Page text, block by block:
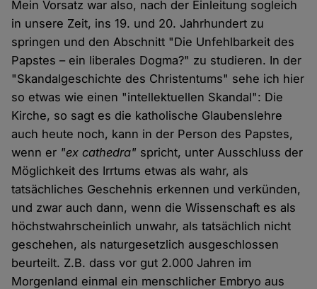
Mein Vorsatz war also, nach der Einleitung sogleich
in unsere Zeit, ins 19. und 20. Jahrhundert zu
springen und den Abschnitt "Die Unfehlbarkeit des
Papstes – ein liberales Dogma?" zu studieren. In der
"Skandalgeschichte des Christentums" sehe ich hier
so etwas wie einen "intellektuellen Skandal": Die
Kirche, so sagt es die katholische Glaubenslehre
auch heute noch, kann in der Person des Papstes,
wenn er "ex cathedra" spricht, unter Ausschluss der
Möglichkeit des Irrtums etwas als wahr, als
tatsächliches Geschehnis erkennen und verkünden,
und zwar auch dann, wenn die Wissenschaft es als
höchstwahrscheinlich unwahr, als tatsächlich nicht
geschehen, als naturgesetzlich ausgeschlossen
beurteilt. Z.B. dass vor gut 2.000 Jahren im
Morgenland einmal ein menschlicher Embryo aus